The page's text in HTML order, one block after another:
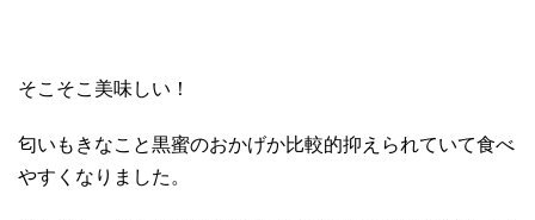
そこそこ美味しい！
匂いもきなこと黒蜜のおかげか比較的抑えられていて食べ
やすくなりました。